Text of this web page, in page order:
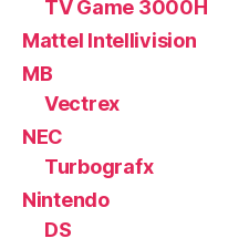
TV Game 3000H
Mattel Intellivision
MB
Vectrex
NEC
Turbografx
Nintendo
DS